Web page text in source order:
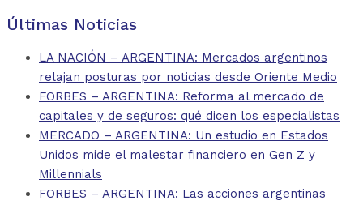
Últimas Noticias
LA NACIÓN – ARGENTINA: Mercados argentinos
relajan posturas por noticias desde Oriente Medio
FORBES – ARGENTINA: Reforma al mercado de
capitales y de seguros: qué dicen los especialistas
MERCADO – ARGENTINA: Un estudio en Estados
Unidos mide el malestar financiero en Gen Z y
Millennials
FORBES – ARGENTINA: Las acciones argentinas